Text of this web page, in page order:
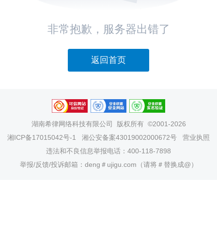
非常抱歉，服务器出错了
返回首页
湖南希律网络科技有限公司
版权所有 ©2001-2026
湘ICP备17015042号-1
湘公安备案43019002000672号
营业执照
违法和不良信息举报电话：400-118-7898
举报/反馈/投诉邮箱：deng＃ujigu.com（请将＃替换成@）